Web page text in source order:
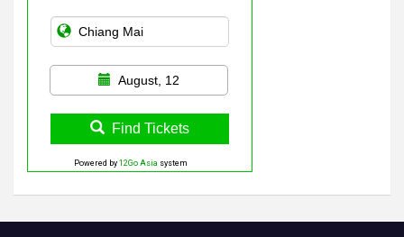
August, 12
Find Tickets
Powered by 12Go Asia system